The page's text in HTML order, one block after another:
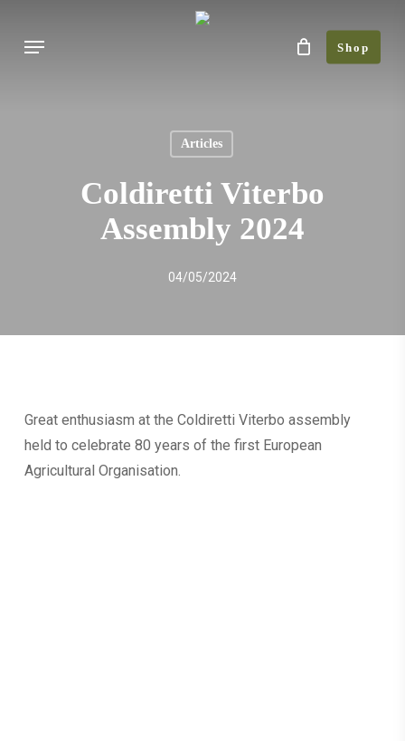
Shop
Menu
Articles
Coldiretti Viterbo
Assembly 2024
04/05/2024
Great enthusiasm at the Coldiretti Viterbo assembly
held to celebrate 80 years of the first European
Agricultural Organisation.